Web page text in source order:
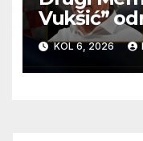
Vukšić”
12.KOL 6, 2026